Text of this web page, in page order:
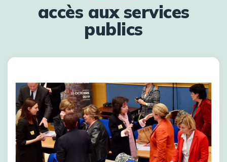
accès aux services
publics